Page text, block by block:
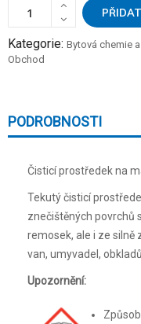
Kategorie: Bytová chemie
Obchod
PODROBNOSTI
Čisticí prostředek na
Tekutý čisticí
znečištěných povrchů
remosek, ale i ze silně
van, umyvadel,
Upozornění: